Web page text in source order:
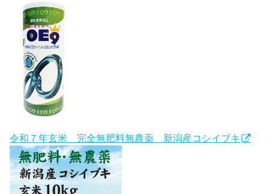
令和７年玄米 完全無肥料無農薬 新潟産コシイブキ